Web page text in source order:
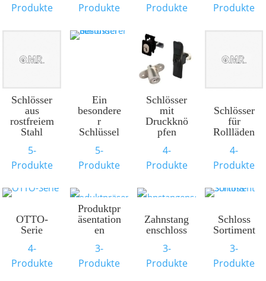
Produkte
Produkte
Produkte
Produkte
Schlösser
aus
rostfreiem
Stahl
5-
Produkte
Ein
besondere
r
Schlüssel
5-
Produkte
Schlösser
mit
Druckknö
pfen
4-
Produkte
Schlösser
für
Rollläden
4-
Produkte
OTTO-
Serie
4-
Produkte
Produktpr
äsentation
en
3-
Produkte
Zahnstang
enschloss
3-
Produkte
Schloss
Sortiment
3-
Produkte